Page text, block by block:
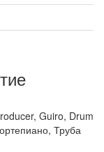
Guiro, Drum
Труба